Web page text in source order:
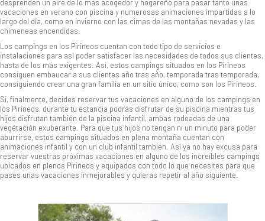
desprenden un aire de lo más acogedor y hogareño para pasar tanto unas
vacaciones en verano con piscina y numerosas animaciones impartidas a lo
largo del día, como en invierno con las cimas de las montañas nevadas y las
chimeneas encendidas.
Los campings en los Pirineos cuentan con todo tipo de servicios e
instalaciones para así poder satisfacer las necesidades de todos sus clientes,
hasta de los más exigentes. Así, estos campings situados en los Pirineos
consiguen embaucar a sus clientes año tras año, temporada tras temporada,
consiguiendo crear una gran familia en un sitio único, como son los Pirineos.
Si, finalmente, decides reservar tus vacaciones en alguno de los campings en
los Pirineos, durante tu estancia podrás disfrutar de su piscina mientras tus
hijos disfrutan también de la piscina infantil, ambas rodeadas de una
vegetación exuberante. Para que tus hijos no tengan ni un minuto para poder
aburrirse, estos campings situados en plena montaña cuentan con
animaciones infantil y con un club infantil también. Así ya no hay excusa para
reservar vuestras próximas vacaciones en alguno de los increíbles campings
ubicados en plenos Pirineos y equipados con todo lo que necesites para que
pases unas vacaciones inmejorables y quieras repetir al año siguiente.